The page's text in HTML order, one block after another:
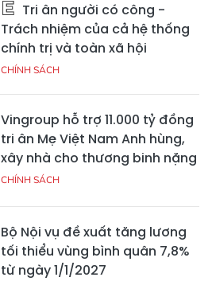
Tri ân người có công -
Trách nhiệm của cả hệ thống
chính trị và toàn xã hội
CHÍNH SÁCH
Vingroup hỗ trợ 11.000 tỷ đồng
tri ân Mẹ Việt Nam Anh hùng,
xây nhà cho thương binh nặng
CHÍNH SÁCH
Bộ Nội vụ đề xuất tăng lương
tối thiểu vùng bình quân 7,8%
từ ngày 1/1/2027